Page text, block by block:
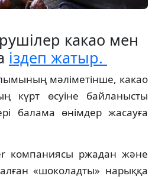
какао мен
іздеп жатыр.
мәліметінше, какао
күрт өсуіне байланысты
балама өнімдер жасауға
компаниясы ржадан және
«шоколадты» нарыққа